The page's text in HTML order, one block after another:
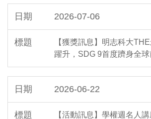
2026-07-06
【獲獎訊息】明志科大
躍升，SDG 9首度躋身全球
2026-06-22
【活動訊息】學權週名人